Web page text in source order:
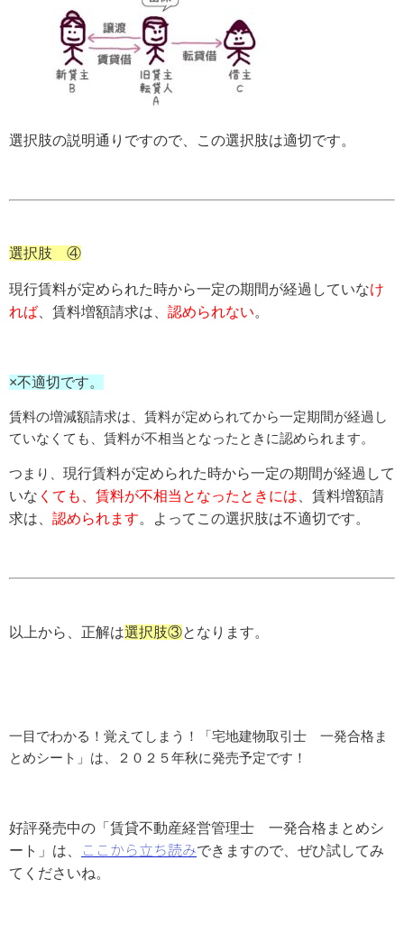
選択肢の説明通りですので、この選択肢は適切です。
選択肢 ④
現行賃料が定められた時から一定の期間が経過していなけ
れば 、賃料増額請求は、 認められない。
×不適切です。
賃料の増減額請求は、賃料が定められてから一定期間が経過し
ていなくても、 賃料が不相当となったときに認められます。
つまり、 現行賃料が定められた時から一定の期間が経過して
いな くても、賃料が不相当となったときには、賃料増額請
求は、 認められます。よってこの選択肢は不適切です。
以上から、正解は選択肢③となります。
一目でわかる！覚えてしまう！「宅地建物取引士 一発合格ま
とめシート」は、２０２５年秋に発売予定です！
好評発売中の「賃貸不動産経営管理士 一発合格まとめシ
ート」は、
ここから立ち読みできますので、ぜひ試してみ
てくださいね。